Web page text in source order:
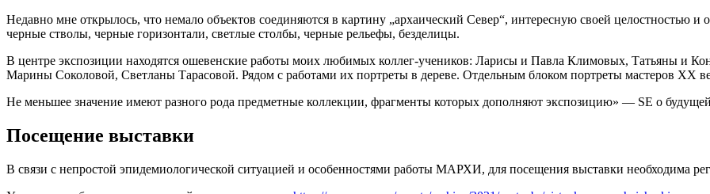
Недавно мне открылось, что немало объектов соединяются в картину „архаический Север“, интересную своей целостностью
черные стволы, черные горизонтали, светлые столбы, черные рельефы, безделицы.
В центре экспозиции находятся ошевенские работы моих любимых коллег-учеников: Ларисы и Павла Климовых, Татьяны и
Марины Соколовой, Светланы Тарасовой. Рядом с работами их портреты в дереве. Отдельным блоком портреты мастеров ХХ
Не меньшее значение имеют разного рода предметные коллекции, фрагменты которых дополняют экспозицию» — SE о будущей
Посещение выставки
В связи с непростой эпидемиологической ситуацией и особенностями работы МАРХИ, для посещения выставки необходима